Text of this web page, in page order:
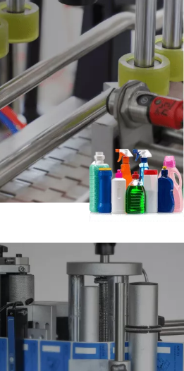
de Llenado
aceite, medicina, pesticidas y
de relleno, semilíquido, cuerpo
mantequilla de maní, pasta de
de chile,carga de cama olla
de productos.
taponadora
química, alimentaria, de